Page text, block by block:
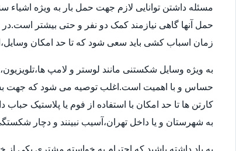
مسئله داشتن توانایی لازم جهت حمل بار به ویژه
حمل آنها گاهی نیازمند کمک دو نفر و حتی بیشتر
زمان اسباب کشی باید سعی شود که تا حد امکان
به ویژه وسایل شکستنی مانند لوستر و لامپ
حساس و با اهمیت است.اغلب توصیه می شود که جهت
کارتن ها تا حد امکان با استفاده از فوم یا پلاستیک
به شهرستان و یا داخل تهران،آسیب نبینند و دچار